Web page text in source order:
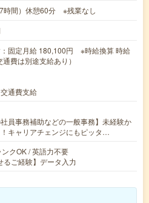
時間）休憩60分 ※残業なし
：固定月給 180,100円 ※時給換算 時給
費は別途支給あり）
通費支給
社員事務補助などの一般事務】未経験か
キャリアチェンジにもピッタ…
クOK / 英語力不要
るご経験】データ入力